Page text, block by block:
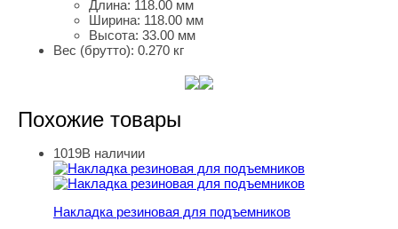
Длина: 118.00 мм
Ширина: 118.00 мм
Высота: 33.00 мм
Вес (брутто): 0.270 кг
Похожие товары
Накладка резиновая для подъемников
1019В наличии
Накладка резиновая для подъемников